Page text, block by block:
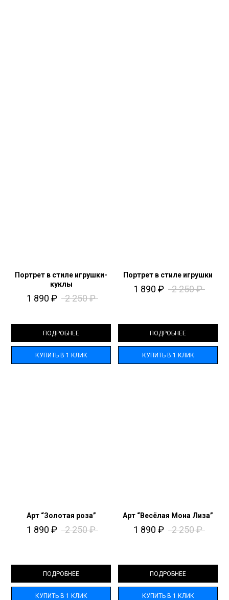
Портрет в стиле игрушки-
куклы
1 890 ₽ 2 250₽
ПОДРОБНЕЕ
КУПИТЬ В 1 КЛИК
Портрет в стиле игрушки
1 890 ₽ 2 250₽
ПОДРОБНЕЕ
КУПИТЬ В 1 КЛИК
Арт “Золотая роза”
1 890 ₽ 2 250₽
ПОДРОБНЕЕ
КУПИТЬ В 1 КЛИК
Арт “Весёлая Мона Лиза”
1 890 ₽ 2 250₽
ПОДРОБНЕЕ
КУПИТЬ В 1 КЛИК